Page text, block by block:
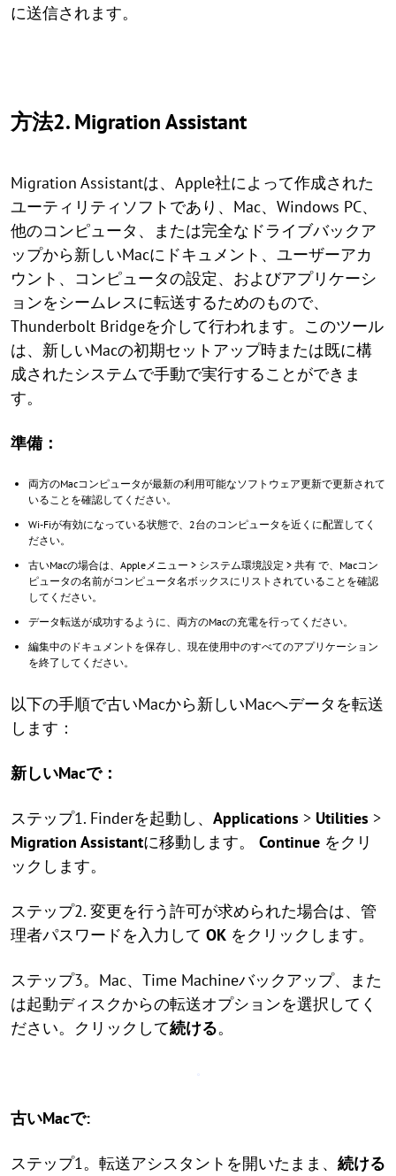
に送信されます。
方法2. Migration Assistant
Migration Assistantは、Apple社によって作成された
ユーティリティソフトであり、Mac、Windows PC、
他のコンピュータ、または完全なドライブバックア
ップから新しいMacにドキュメント、ユーザーアカ
ウント、コンピュータの設定、およびアプリケーシ
ョンをシームレスに転送するためのもので、
Thunderbolt Bridgeを介して行われます。このツール
は、新しいMacの初期セットアップ時または既に構
成されたシステムで手動で実行することができま
す。
準備：
両方のMacコンピュータが最新の利用可能なソフトウェア更新で更新されて
いることを確認してください。
Wi-Fiが有効になっている状態で、2台のコンピュータを近くに配置してく
ださい。
古いMacの場合は、Appleメニュー > システム環境設定 > 共有 で、Macコン
ピュータの名前がコンピュータ名ボックスにリストされていることを確認
してください。
データ転送が成功するように、両方のMacの充電を行ってください。
編集中のドキュメントを保存し、現在使用中のすべてのアプリケーション
を終了してください。
以下の手順で古いMacから新しいMacへデータを転送
します：
新しいMacで：
ステップ1. Finderを起動し、 Applications > Utilities >
Migration Assistantに移動します。 Continue をクリ
ックします。
ステップ2. 変更を行う許可が求められた場合は、管
理者パスワードを入力して OK をクリックします。
ステップ3。Mac、Time Machineバックアップ、また
は起動ディスクからの転送オプションを選択してく
ださい。クリックして続ける。
古いMacで:
ステップ1。転送アシスタントを開いたまま、 続ける